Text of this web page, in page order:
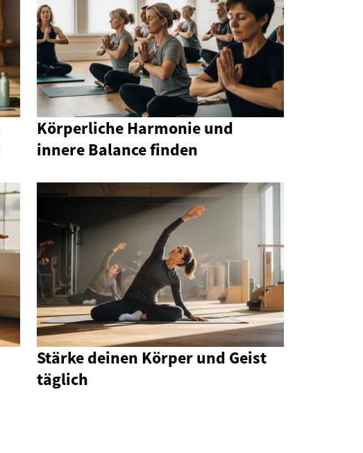
Körperliche Harmonie und
innere Balance finden
Stärke deinen Körper und Geist
täglich